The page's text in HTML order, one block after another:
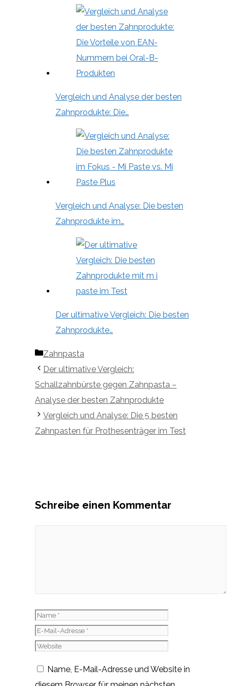
Vergleich und Analyse der besten
Zahnprodukte: Die…
Vergleich und Analyse: Die besten
Zahnprodukte im…
Der ultimative Vergleich: Die besten
Zahnprodukte…
Kategorien
Zahnpasta
Der ultimative Vergleich:
Schallzahnbürste gegen Zahnpasta –
Analyse der besten Zahnprodukte
Vergleich und Analyse: Die 5 besten
Zahnpasten für Prothesenträger im Test
Schreibe einen Kommentar
Name
Name, E-Mail-Adresse und Website in